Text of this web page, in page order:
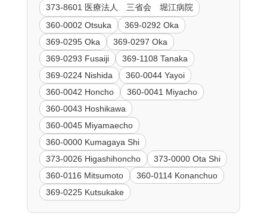
373-8601 医療法人 三省会 堀江病院
360-0002 Otsuka
369-0292 Oka
369-0295 Oka
369-0297 Oka
369-0293 Fusaiji
369-1108 Tanaka
369-0224 Nishida
360-0044 Yayoi
360-0042 Honcho
360-0041 Miyacho
360-0043 Hoshikawa
360-0045 Miyamaecho
360-0000 Kumagaya Shi
373-0026 Higashihoncho
373-0000 Ota Shi
360-0116 Mitsumoto
360-0114 Konanchuo
369-0225 Kutsukake